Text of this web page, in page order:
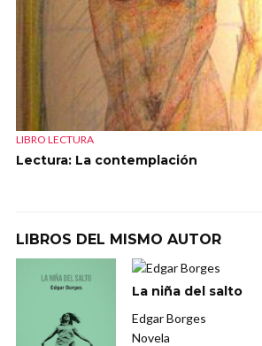
LIBRO LECTURA
Lectura: La contemplación
LIBROS DEL MISMO AUTOR
La niña del salto
Edgar Borges
Novela